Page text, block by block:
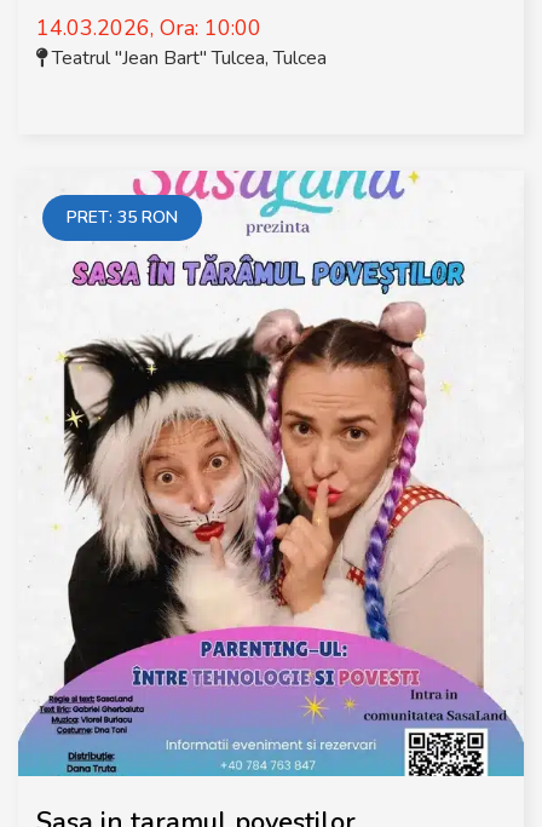
14.03.2026, Ora: 10:00
Teatrul "Jean Bart" Tulcea,Tulcea
PRET: 35 RON